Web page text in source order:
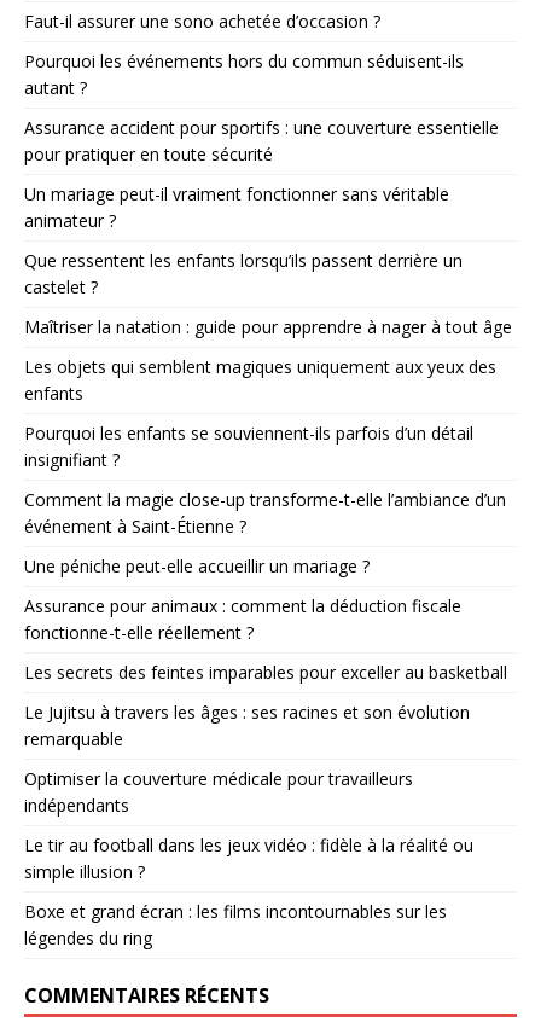
Faut-il assurer une sono achetée d’occasion ?
Pourquoi les événements hors du commun séduisent-ils
autant ?
Assurance accident pour sportifs : une couverture essentielle
pour pratiquer en toute sécurité
Un mariage peut-il vraiment fonctionner sans véritable
animateur ?
Que ressentent les enfants lorsqu’ils passent derrière un
castelet ?
Maîtriser la natation : guide pour apprendre à nager à tout âge
Les objets qui semblent magiques uniquement aux yeux des
enfants
Pourquoi les enfants se souviennent-ils parfois d’un détail
insignifiant ?
Comment la magie close-up transforme-t-elle l’ambiance d’un
événement à Saint-Étienne ?
Une péniche peut-elle accueillir un mariage ?
Assurance pour animaux : comment la déduction fiscale
fonctionne-t-elle réellement ?
Les secrets des feintes imparables pour exceller au basketball
Le Jujitsu à travers les âges : ses racines et son évolution
remarquable
Optimiser la couverture médicale pour travailleurs
indépendants
Le tir au football dans les jeux vidéo : fidèle à la réalité ou
simple illusion ?
Boxe et grand écran : les films incontournables sur les
légendes du ring
COMMENTAIRES RÉCENTS